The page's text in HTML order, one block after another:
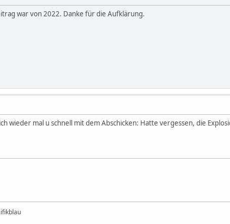
war von 2022. Danke für die Aufklärung.
wieder mal u schnell mit dem Abschicken: Hatte vergessen, die